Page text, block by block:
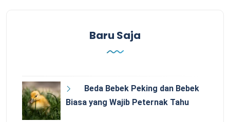
Baru Saja
Beda Bebek Peking dan Bebek
Biasa yang Wajib Peternak Tahu